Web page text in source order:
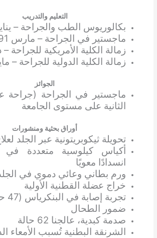
التعليم والتدريب
بكالوريوس الطب والجراحة – يناير
ماجستير في الجراحة – مارس 1991
زمالة الكلية الأمريكية للجراحة –
زمالة الكلية الدولية للجراحة – مايو
الجوائز
ماجستير في الجراحة (جراحة
الثانية على مستوى الجامعة
أوراق بحثية ومنشورات
تحويلة ثيكوبريتونية عبر الجلد
أكياس كيلوسية متعددة
انسدادًا معويًا
ورم بطاني وعائي دموي في
خراج عضلة القطنية الأولية
تجربة إصابة في البنكرياس (47 حالة)
ضمور الطحال
صدمة كبدية، عالجنا 62 حالة
الشرنقة البطنية تُسبب الأمعاء